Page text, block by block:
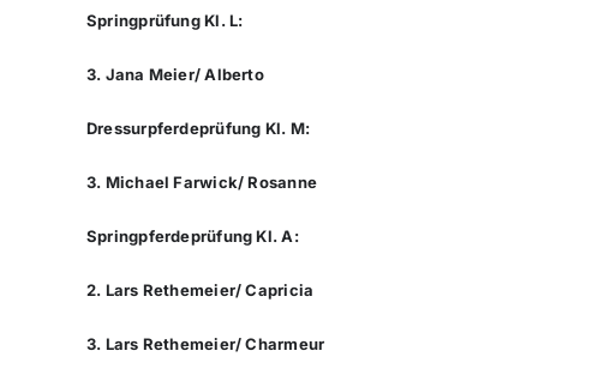
Springprüfung Kl. L:
3. Jana Meier/ Alberto
Dressurpferdeprüfung Kl. M:
3. Michael Farwick/ Rosanne
Springpferdeprüfung Kl. A:
2. Lars Rethemeier/ Capricia
3. Lars Rethemeier/ Charmeur